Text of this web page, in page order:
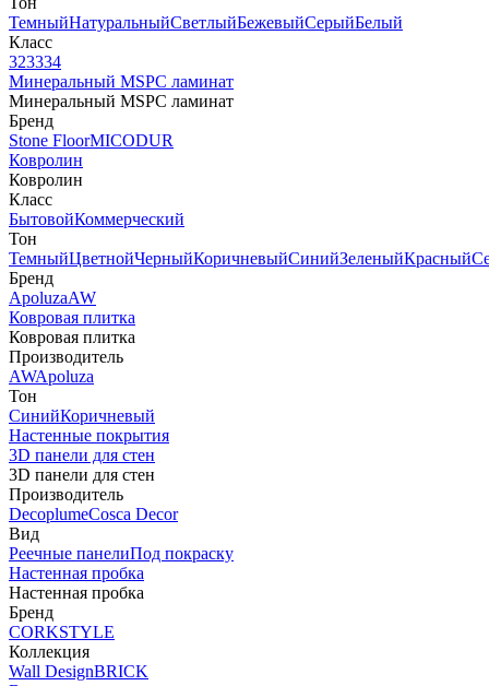
ТемныйНатуральныйСветлыйБежевыйСерыйБелый
Класс
323334
Минеральный MSPC ламинат
Минеральный MSPC ламинат
Бренд
Stone FloorMICODUR
Ковролин
Ковролин
Класс
БытовойКоммерческий
Тон
ТемныйЦветнойЧерныйКоричневыйСинийЗеленыйКрасный
Бренд
ApoluzaAW
Ковровая плитка
Ковровая плитка
Производитель
AWApoluza
Тон
СинийКоричневый
Настенные покрытия
3D панели для стен
3D панели для стен
Производитель
DecoplumeCosca Decor
Вид
Реечные панелиПод покраску
Настенная пробка
Настенная пробка
Бренд
CORKSTYLE
Коллекция
Wall DesignBRICK